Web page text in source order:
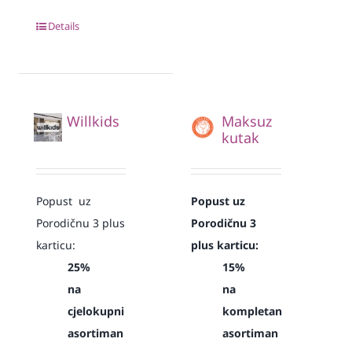
Details
Willkids
Popust uz
Porodičnu 3 plus
karticu:
25%
na
cjelokupni
asortiman
Maksuz
kutak
Popust uz
Porodičnu 3
plus karticu:
15%
na
kompletan
asortiman